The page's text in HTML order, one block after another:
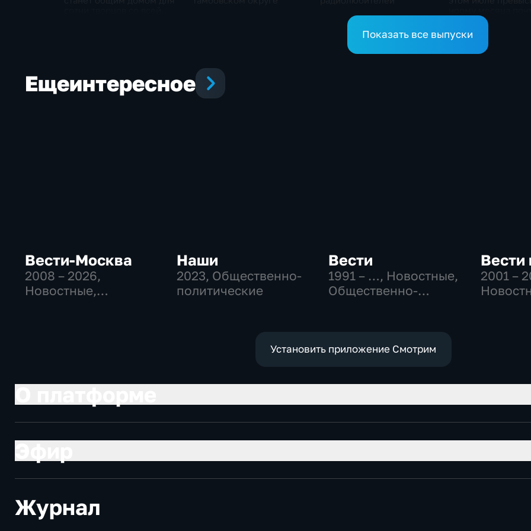
с половиной раза
Показать все выпуски
Ещеинтересное
Вести-Москва
2008 – 2026,
Новостные,
Наши
2023, Общественно-
политические
Вести
1991 – …, Новостные,
Общественно-
Вести
2001 –
Установить приложение Смотрим
Журнал